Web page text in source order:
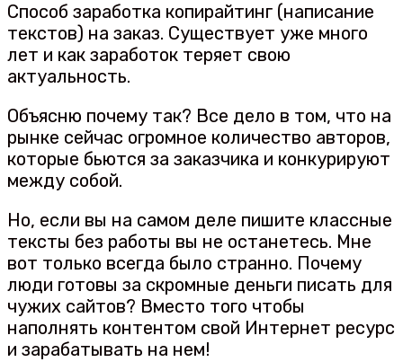
Способ заработка копирайтинг (написание
текстов) на заказ. Существует уже много
лет и как заработок теряет свою
актуальность.
Объясню почему так? Все дело в том, что на
рынке сейчас огромное количество авторов,
которые бьются за заказчика и конкурируют
между собой.
Но, если вы на самом деле пишите классные
тексты без работы вы не останетесь. Мне
вот только всегда было странно. Почему
люди готовы за скромные деньги писать для
чужих сайтов? Вместо того чтобы
наполнять контентом свой Интернет ресурс
и зарабатывать на нем!